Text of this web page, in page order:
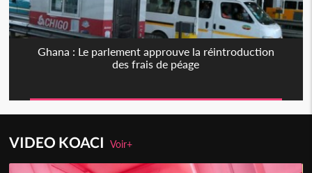
Ghana : Le parlement approuve la réintroduction
des frais de péage
VIDEO KOACIVoir+